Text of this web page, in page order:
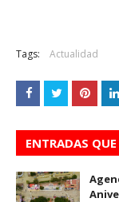
Tags: Actualidad
ENTRADAS